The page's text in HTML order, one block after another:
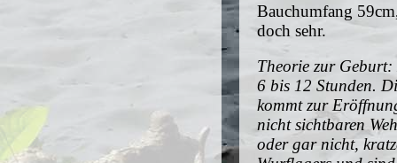
Bauchumfang
doch sehr.
Theorie zur
6 bis 12 Stunden.
kommt zur
nicht sichtbaren
oder gar nicht,